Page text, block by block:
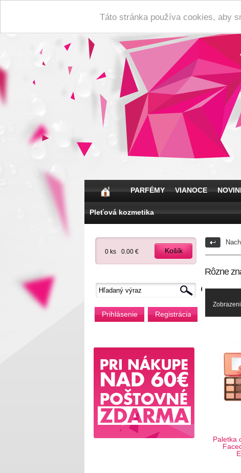
Táto stránka používa cookies, aby
PARFÉMY VIANOCE
Pleťová kozmetika
0 ks 0.00 € Košík
Prihlásenie Registrácia
Rôzne
Paletka